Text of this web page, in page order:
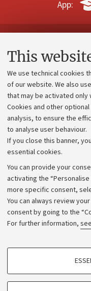
This
We use technical cookies
of our website. We also
that may be activated only
Cookies and other
analysis, to ensure the
to analyse user behaviour.
If you close this banner,
essential cookies.
You can provide your
activating the
more specific consent,
You can always review
consent by going to the
For further information,
PROFILING COOKIES
App:
Contacts
Website